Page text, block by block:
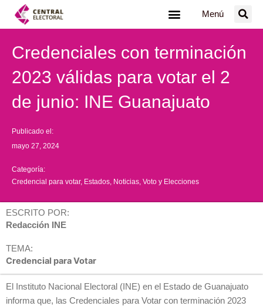
Menú
Credenciales con terminación
2023 válidas para votar el 2
de junio: INE Guanajuato
Publicado el:
mayo 27, 2024
Categoría:
Credencial para votar, Estados Noticias Voto y Elecciones
ESCRITO POR:
Redacción INE
TEMA:
Credencial para Votar
El Instituto Nacional Electoral (INE) en el Estado de Guanajuato
informa que, las Credenciales para Votar con terminación 2023